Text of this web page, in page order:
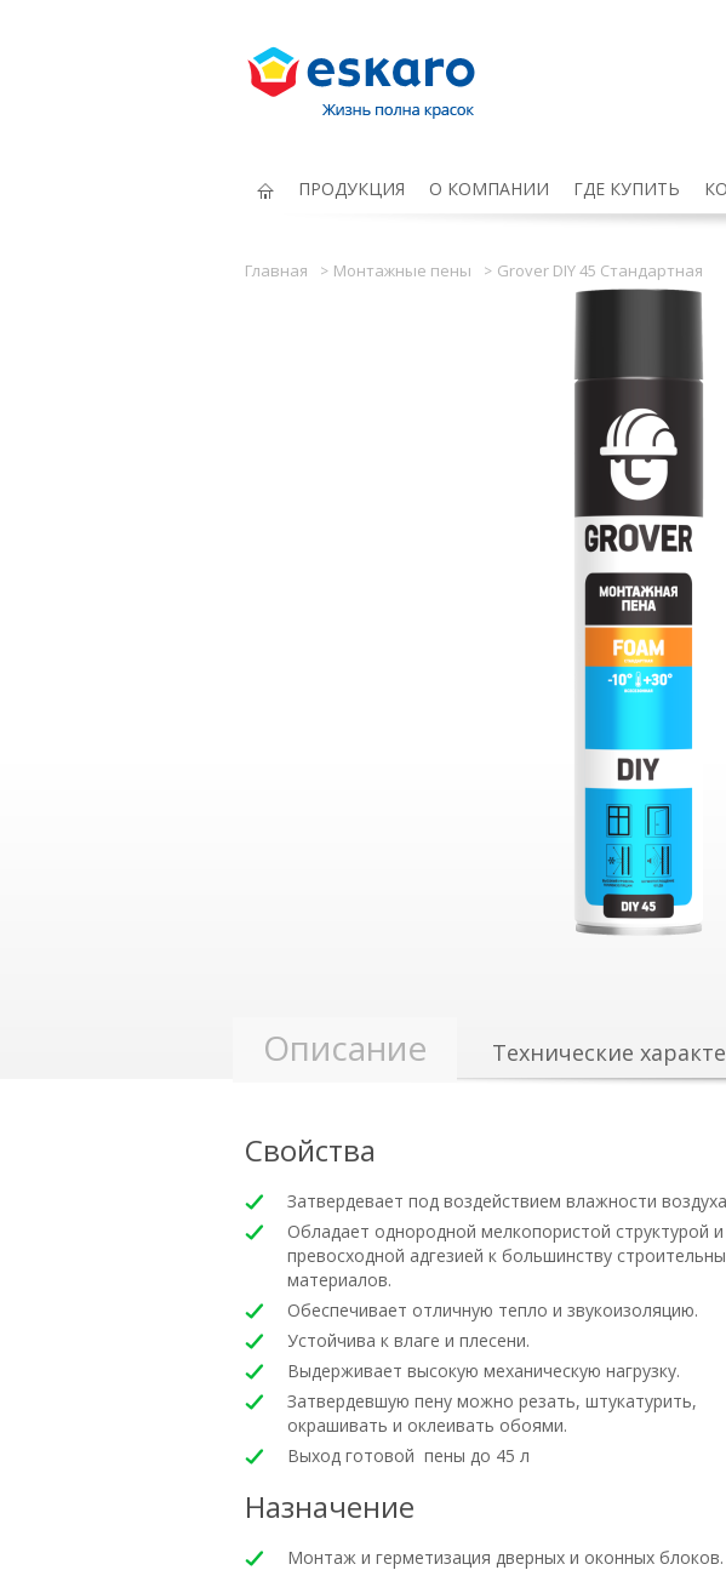
ПРОДУКЦИЯ О КОМПАНИИ ГДЕ КУПИТЬ
Главная Moнтажные пены Grover DIY 45 Стандартная
Описание Технические
Свойства
Затвердевает под воздействием влажности
Обладает однородной мелкопористой структурой и
превосходной адгезией к большинству
материалов.
Обеспечивает отличную тепло и звукоизоляцию.
Устойчива к влаге и плесени.
Выдерживает высокую механическую нагрузку.
Затвердевшую пену можно резать, штукатурить,
окрашивать и оклеивать обоями.
Выход готовой пены до 45 л
Назначение
Монтаж и герметизация дверных и оконных блоков.